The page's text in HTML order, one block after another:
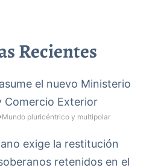
Recientes
el nuevo Ministerio
Comercio Exterior
Mundo pluricéntrico y multipolar
exige la restitución
retenidos en el